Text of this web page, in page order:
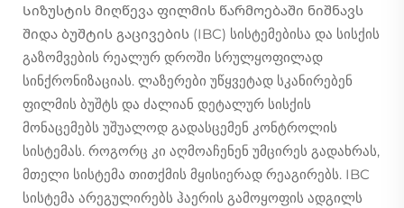
Სიზუსტის მიღწევა ფილმის წარმოებაში ნიშნავს
შიდა ბუშტის გაცივების (IBC) სისტემებისა და სისქის
გაზომვების რეალურ დროში სრულყოფილად
სინქრონიზაციას. ლაზერები უწყვეტად სკანირებენ
ფილმის ბუშტს და ძალიან დეტალურ სისქის
მონაცემებს უშუალოდ გადასცემენ კონტროლის
სისტემას. როგორც კი აღმოაჩენენ უმცირეს გადახრას,
მთელი სისტემა თითქმის მყისიერად რეაგირებს. IBC
სისტემა არეგულირებს ჰაერის გამოყოფის ადგილს